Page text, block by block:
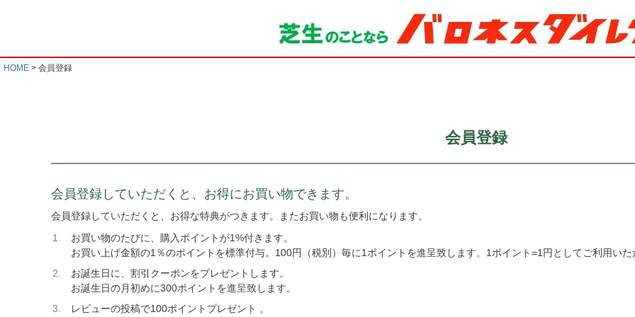
HOME 会員登録
会員登録
会員登録していただくと、お得にお買い物できます。
会員登録していただくと、お得な特典がつきます。またお買い物も便利になります。
お買い物のたびに、購入ポイントが1%付きます。
お買い上げ金額の1％のポイントを標準付与。100円（税別）毎に1ポイントを進呈致します。1ポイント=1円としてご利用いた
お誕生日に、割引クーポンをプレゼントします。
お誕生日の月初めに300ポイントを進呈致します。
レビューの投稿で100ポイントプレゼント 。